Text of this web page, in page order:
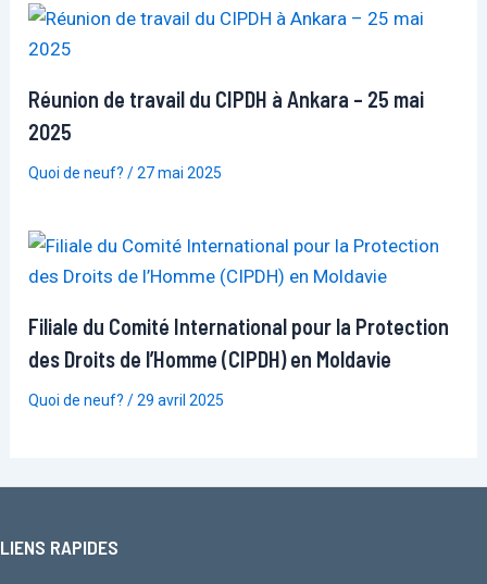
Réunion de travail du CIPDH à Ankara – 25 mai
2025
Quoi de neuf? /27 mai 2025
Filiale du Comité International pour la Protection
des Droits de l’Homme (CIPDH) en Moldavie
Quoi de neuf? /29 avril 2025
LIENS RAPIDES